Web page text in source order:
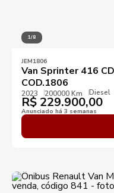
1/8
JEM1806
Van Sprinter 416
COD.1806
2023 200000 Km Diesel
R$ 229.900,00
Anunciado há 3 semanas